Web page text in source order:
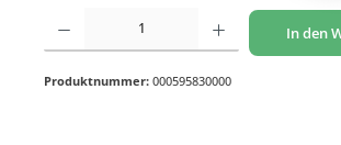
Produkt Anzahl: Gib den gewünschten Wert ein oder
In den
Produktnummer: 000595830000